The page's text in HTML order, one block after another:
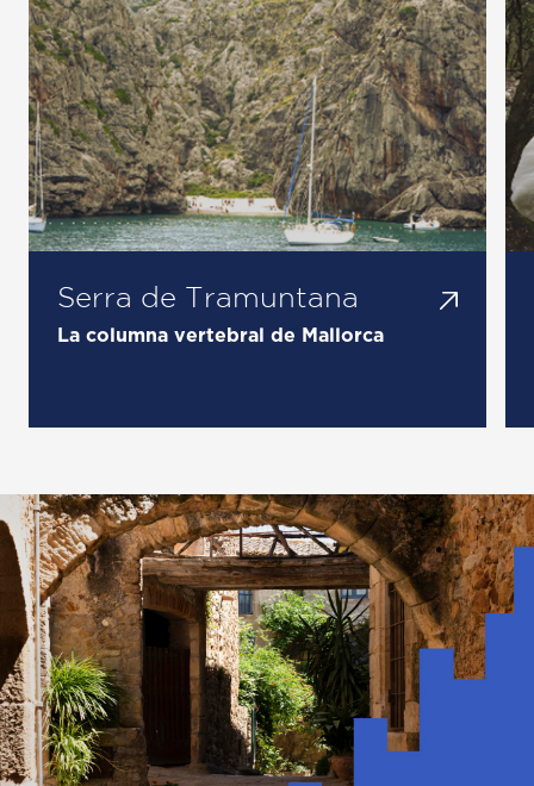
Serra de Tramuntana
La columna vertebral de Mallorca